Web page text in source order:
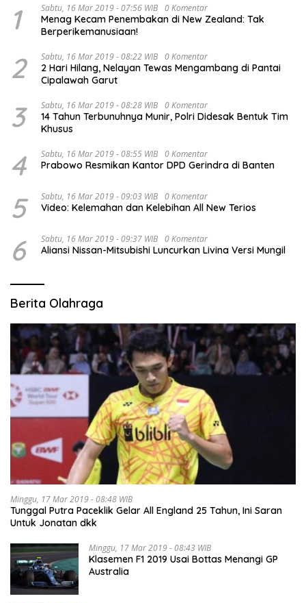
1 Sabtu, 16 Mar 2019 - 07:56 WIB 0 Komentar
Menag Kecam Penembakan di New Zealand: Tak
Berperikemanusiaan!
2 Sabtu, 16 Mar 2019 - 08:22 WIB 0 Komentar
2 Hari Hilang, Nelayan Tewas Mengambang di Pantai
Cipalawah Garut
3 Sabtu, 16 Mar 2019 - 08:28 WIB 0 Komentar
14 Tahun Terbunuhnya Munir, Polri Didesak Bentuk Tim
Khusus
4 Sabtu, 16 Mar 2019 - 08:55 WIB 0 Komentar
Prabowo Resmikan Kantor DPD Gerindra di Banten
5 Sabtu, 16 Mar 2019 - 09:03 WIB 0 Komentar
Video: Kelemahan dan Kelebihan All New Terios
6 Sabtu, 16 Mar 2019 - 09:37 WIB 0 Komentar
Aliansi Nissan-Mitsubishi Luncurkan Livina Versi Mungil
Berita Olahraga
Minggu, 17 Mar 2019 - 08:48 WIB
Tunggal Putra Paceklik Gelar All England 25 Tahun, Ini Saran
Untuk Jonatan dkk
Minggu, 17 Mar 2019 - 08:43 WIB
Klasemen F1 2019 Usai Bottas Menangi GP
Australia